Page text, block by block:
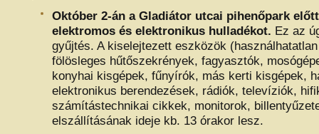
Október 2-án a Gladiátor utcai pihenőpark
elektromos és elektronikus hulladékot. Ez az
gyűjtés. A kiselejtezett eszközök
fölösleges hűtőszekrények, fagyasztók,
konyhai kisgépek, fűnyírók, más kerti kisgépek,
elektronikus berendezések, rádiók, televíziók,
számítástechnikai cikkek, monitorok,
elszállításának ideje kb. 13 órakor lesz.